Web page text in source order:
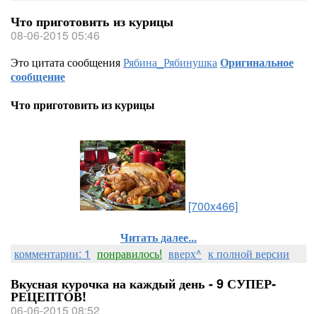
Что приготовить из курицы
08-06-2015 05:46
Это цитата сообщенияРябина_РябинушкаОригинальное
сообщение
Что приготовить из курицы
[700x466]
Читать далее...
комментарии: 1 понравилось! вверх^ к полной версии
Вкусная курочка на каждый день - 9 СУПЕР-
РЕЦЕПТОВ!
06-06-2015 08:52